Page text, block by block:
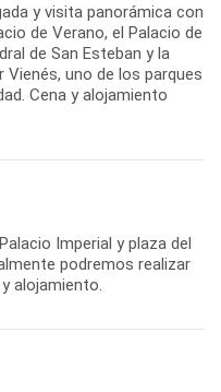
y visita panorámica con
de Verano, el Palacio de
de San Esteban y la
uno de los parques
Cena y alojamiento
Imperial y plaza del
podremos realizar
alojamiento.